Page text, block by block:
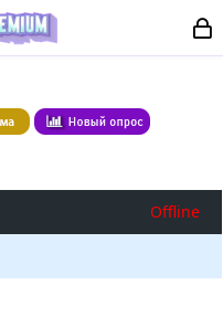
Offline